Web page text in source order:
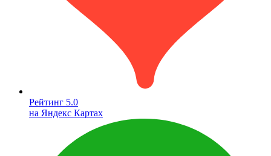
Рейтинг 5.0
на Яндекс Картах